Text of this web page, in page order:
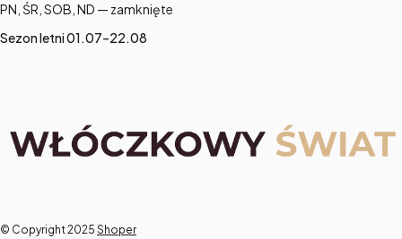
PN, ŚR, SOB, ND — zamknięte
Sezon letni 01.07–22.08
© Copyright 2025 Shoper